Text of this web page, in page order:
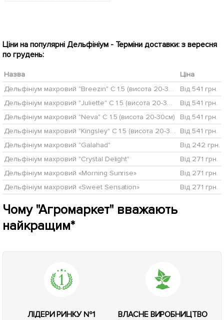
Ціни на популярні Дельфініум - Терміни доставки: з вересня
по грудень:
Назва
Ціна
Дельфініум махровий "Breezin" C 1.5 (висота 20-30см)
Від 541 грн.
Дельфініум махровий "Juliette" C 1.5 (висота 20-30см)
Від 541 грн.
Дельфініум махровий "Neva" C 1.5 (висота 20-30см)
Від 541 грн.
Дельфініум махровий "Kingsley" C 1.5 (висота 20-30см)
Від 541 грн.
Дельфініум махровий "Galahad"
Від 242 грн.
Дельфініум махровий "Crystal Delight"
Від 271 грн.
Дельфініум махровий «Morning Sunrise»
Від 271 грн.
Дельфініум махровий «Sweet Sensation»
Від 271 грн.
Чому "Агромаркет" вважають
найкращим*
ЛІДЕРИ РИНКУ №1 ВЛАСНЕ ВИРОБНИЦТВО